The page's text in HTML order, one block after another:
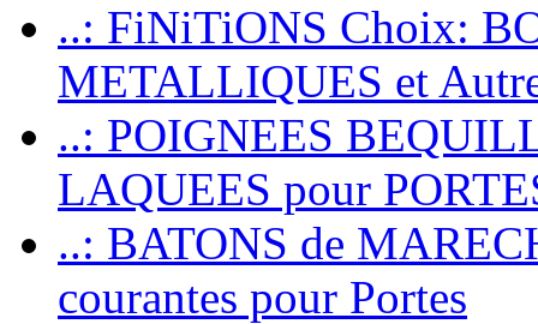
..: FiNiTiONS Choix:
METALLIQUES et
..: POIGNEES
LAQUEES pour
..: BATONS de
courantes pour Portes